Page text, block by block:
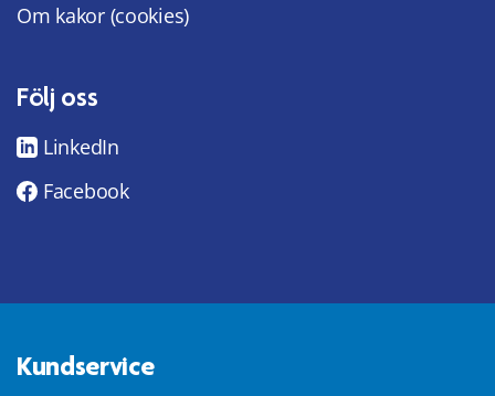
Om kakor (cookies)
Följ oss
LinkedIn
Facebook
Kundservice